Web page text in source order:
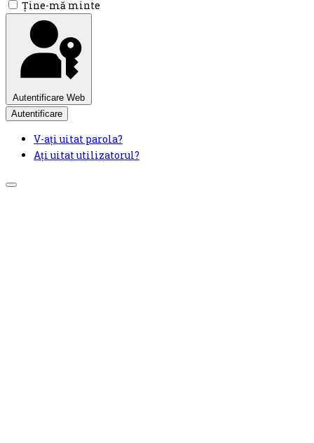
Ţine-mă minte
Autentificare Web
Autentificare
V-ați uitat parola?
Ați uitat utilizatorul?